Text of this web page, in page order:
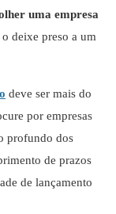
uma empresa
deixe preso a um
deve ser mais do
por empresas
profundo dos
de prazos
de lançamento